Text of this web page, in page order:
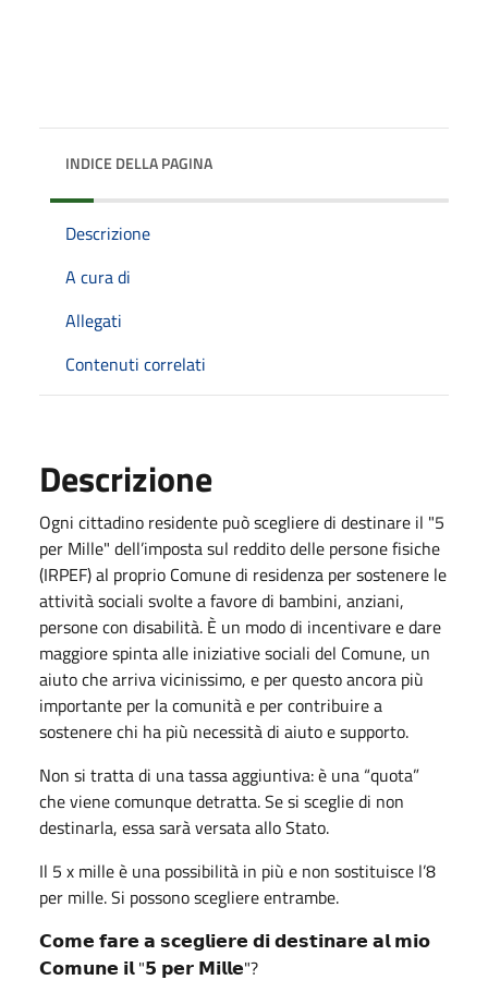
INDICE DELLA PAGINA
Descrizione
A cura di
Allegati
Contenuti correlati
Descrizione
Ogni cittadino residente può scegliere di destinare il "5
per Mille" dell’imposta sul reddito delle persone fisiche
(IRPEF) al proprio Comune di residenza per sostenere le
attività sociali svolte a favore di bambini, anziani,
persone con disabilità. È un modo di incentivare e dare
maggiore spinta alle iniziative sociali del Comune, un
aiuto che arriva vicinissimo, e per questo ancora più
importante per la comunità e per contribuire a
sostenere chi ha più necessità di aiuto e supporto.
Non si tratta di una tassa aggiuntiva: è una “quota”
che viene comunque detratta. Se si sceglie di non
destinarla, essa sarà versata allo Stato.
Il 5 x mille è una possibilità in più e non sostituisce l’8
per mille. Si possono scegliere entrambe.
𝗖𝗼𝗺𝗲 𝗳𝗮𝗿𝗲 𝗮 𝘀𝗰𝗲𝗴𝗹𝗶𝗲𝗿𝗲 𝗱𝗶 𝗱𝗲𝘀𝘁𝗶𝗻𝗮𝗿𝗲 𝗮𝗹 𝗺𝗶𝗼
𝗖𝗼𝗺𝘂𝗻𝗲 𝗶𝗹"𝟱 𝗽𝗲𝗿 𝗠𝗶𝗹𝗹𝗲"?